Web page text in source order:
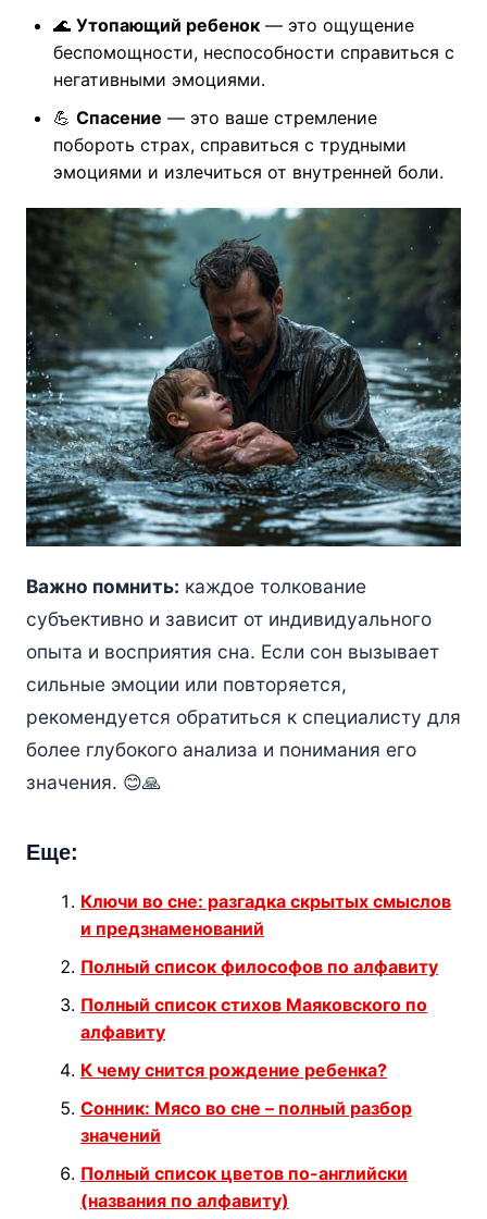
🌊 Утопающий ребенок— это ощущение
беспомощности, неспособности справиться с
негативными эмоциями.
💪 Спасение — это ваше стремление
побороть страх, справиться с трудными
эмоциями и излечиться от внутренней боли.
Важно помнить: каждое толкование
субъективно и зависит от индивидуального
опыта и восприятия сна. Если сон вызывает
сильные эмоции или повторяется,
рекомендуется обратиться к специалисту для
более глубокого анализа и понимания его
значения. 😊🙏
Еще:
Ключи во сне: разгадка скрытых смыслов
и предзнаменований
Полный список философов по алфавиту
Полный список стихов Маяковского по
алфавиту
К чему снится рождение ребенка?
Сонник: Мясо во сне – полный разбор
значений
Полный список цветов по-английски
(названия по алфавиту)